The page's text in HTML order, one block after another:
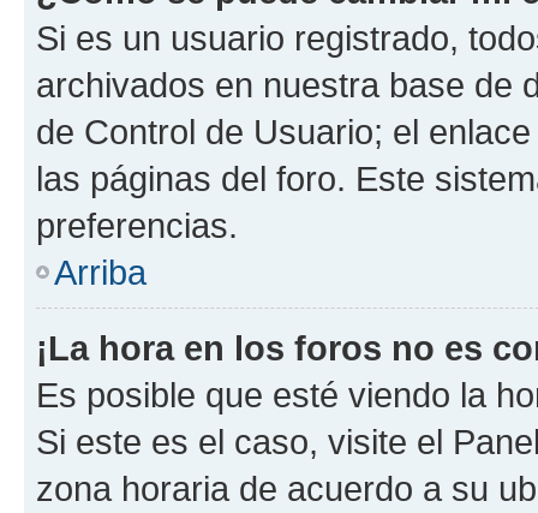
Si es un usuario registrado,
archivados en nuestra base de
de Control de Usuario; el
las páginas del foro. Este
preferencias.
Arriba
¡La hora en los foros no es
Es posible que esté viendo la
Si este es el caso, visite el
zona horaria de acuerdo a su